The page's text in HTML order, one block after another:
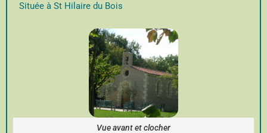
Située à St Hilaire du Bois
Vue avant et clocher